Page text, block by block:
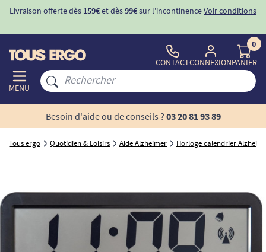
Livraison offerte dès 159€et dès99€sur l'incontinenceVoir conditions
MENU
CONTACTCONNEXION
0
PANIER
Besoin d'aide ou de conseils ? 03 20 81 93 89
Tous ergo Quotidien & Loisirs Aide Alzheimer Horloge calendrier